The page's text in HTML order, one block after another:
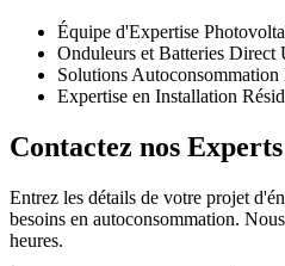
Équipe d'Expertise
Onduleurs et Batteries Direct
Solutions Autoconsommation
Expertise en Installation
Contactez nos
Entrez les détails de votre projet
besoins en autoconsommation.
heures.